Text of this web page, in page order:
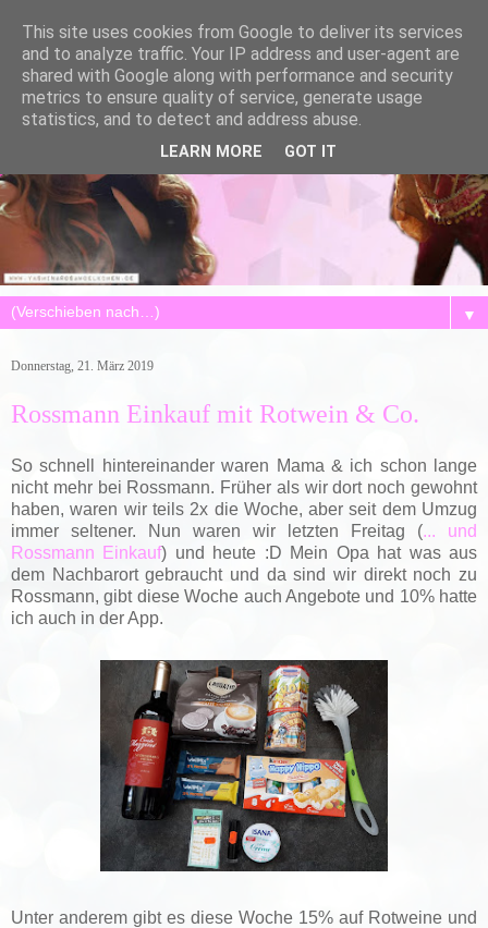
▼
Donnerstag, 21. März 2019
Rossmann Einkauf mit Rotwein & Co.
So schnell hintereinander waren Mama & ich schon lange
nicht mehr bei Rossmann. Früher als wir dort noch gewohnt
haben, waren wir teils 2x die Woche, aber seit dem Umzug
immer seltener. Nun waren wir letzten Freitag (... und
Rossmann Einkauf) und heute :D Mein Opa hat was aus
dem Nachbarort gebraucht und da sind wir direkt noch zu
Rossmann, gibt diese Woche auch Angebote und 10% hatte
ich auch in der App.
Unter anderem gibt es diese Woche 15% auf Rotweine und
This site uses cookies from Google to deliver its services
and to analyze traffic. Your IP address and user-agent are
shared with Google along with performance and security
metrics to ensure quality of service, generate usage
statistics, and to detect and address abuse.
LEARN MORE GOT IT